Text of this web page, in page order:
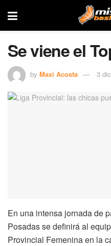
Se viene el
by Maxi Acosta 3
En una intensa jornada de
Posadas se definirá al
Provincial Femenina en la